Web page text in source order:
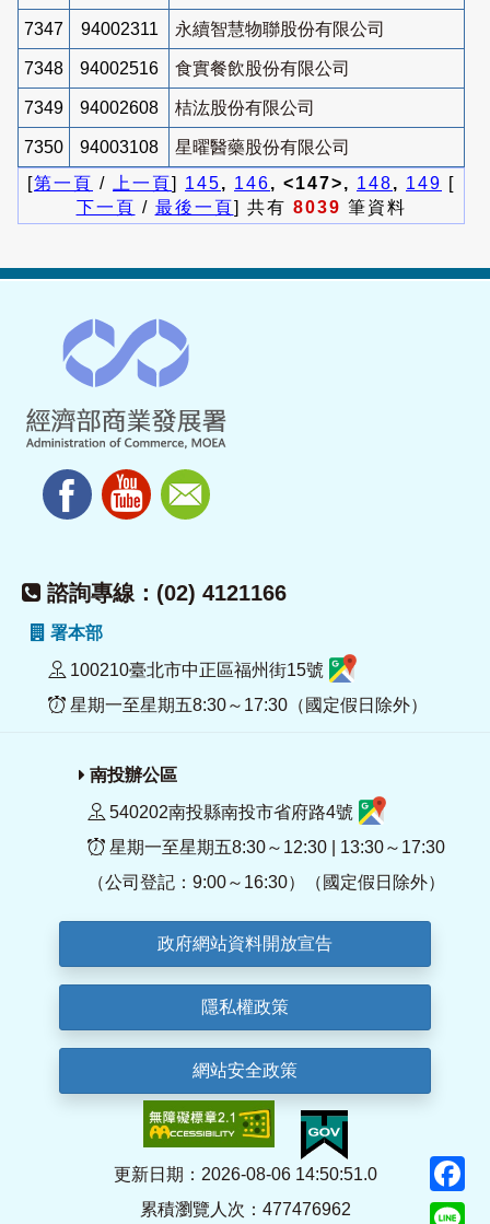
7347 94002311 永續智慧物聯股份有限公司
7348 94002516 食實餐飲股份有限公司
7349 94002608 桔汯股份有限公司
7350 94003108
星曜醫藥股份有限公司
[第一頁 / 上一頁] 145, 146, <147>, 148, 149 [
下一頁 / 最後一頁] 共有 8039 筆資料
諮詢專線：(02) 4121166
署本部
100210臺北市中正區福州街15號
星期一至星期五8:30～17:30（國定假日除外）
南投辦公區
540202南投縣南投市省府路4號
星期一至星期五8:30～12:30 | 13:30～17:30
（公司登記：9:00～16:30）（國定假日除外）
政府網站資料開放宣告
隱私權政策
網站安全政策
更新日期：2026-08-06 14:50:51.0
累積瀏覽人次：477476962